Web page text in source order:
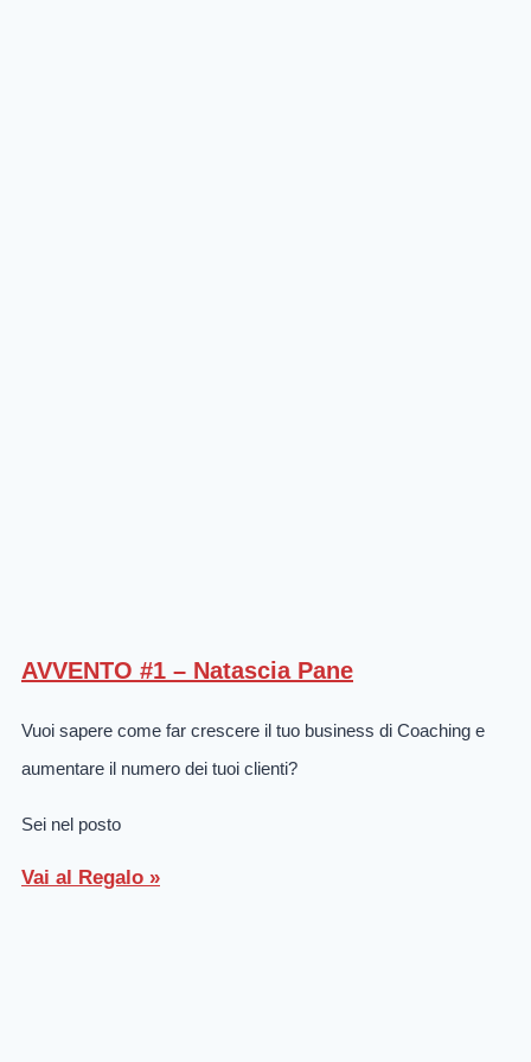
AVVENTO #1 – Natascia Pane
Vuoi sapere come far crescere il tuo business di Coaching e
aumentare il numero dei tuoi clienti?
Sei nel posto
Vai al Regalo »